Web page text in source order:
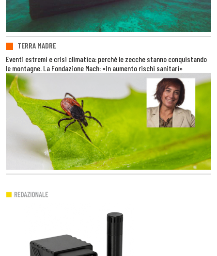
TERRA MADRE
Eventi estremi e crisi climatica: perché le zecche stanno conquistando
le montagne. La Fondazione Mach: «In aumento rischi sanitari»